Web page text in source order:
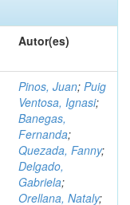
Autor(es)
Pinos, Juan; Puig
Ventosa, Ignasi;
Banegas,
Fernanda;
Quezada, Fanny;
Delgado,
Gabriela;
Orellana, Nataly;